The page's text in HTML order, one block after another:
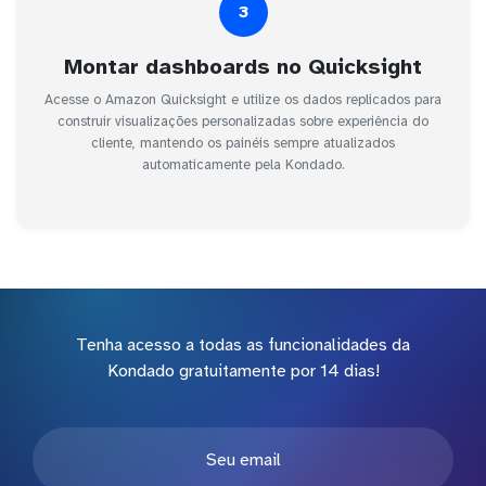
3
Montar dashboards no Quicksight
Acesse o Amazon Quicksight e utilize os dados replicados para
construir visualizações personalizadas sobre experiência do
cliente, mantendo os painéis sempre atualizados
automaticamente pela Kondado.
Tenha acesso a todas as funcionalidades da
Kondado gratuitamente por 14 dias!